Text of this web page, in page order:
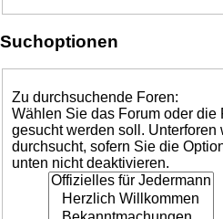
Suchoptionen
Zu durchsuchende Foren:
Wählen Sie das Forum oder die
gesucht werden soll. Unterforen
durchsucht, sofern Sie die
unten nicht deaktivieren.